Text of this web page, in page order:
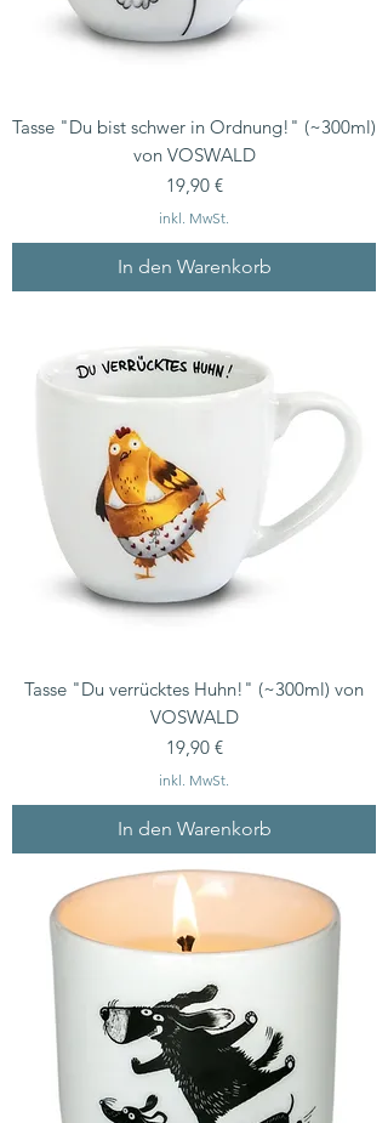
Tasse "Du bist schwer in Ordnung!" (~300ml)
von VOSWALD
Preis
19,90 €
inkl. MwSt.
In den Warenkorb
Tasse "Du verrücktes Huhn!" (~300ml) von
VOSWALD
Preis
19,90 €
inkl. MwSt.
In den Warenkorb